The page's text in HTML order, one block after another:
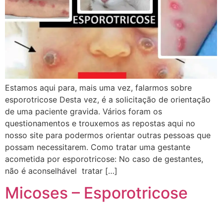
Estamos aqui para, mais uma vez, falarmos sobre
esporotricose Desta vez, é a solicitação de orientação
de uma paciente gravida. Vários foram os
questionamentos e trouxemos as repostas aqui no
nosso site para podermos orientar outras pessoas que
possam necessitarem. Como tratar uma gestante
acometida por esporotricose: No caso de gestantes,
não é aconselhável tratar […]
Micoses – Esporotricose